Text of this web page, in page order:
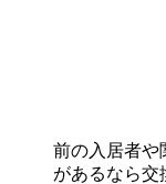
前の入居者
があるなら交